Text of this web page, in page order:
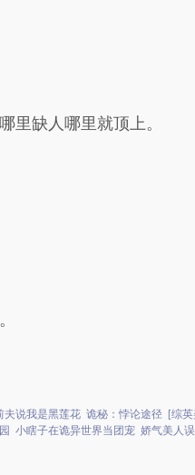
里缺人哪里就顶上。
夫说我是黑莲花 诡秘：悖论途径
[综
小瞎子在诡异世界当团宠 娇气美人